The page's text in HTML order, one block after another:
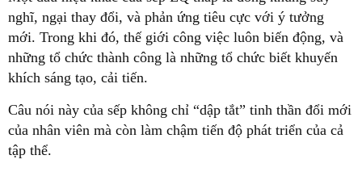
nghĩ, ngại thay đổi, và phản ứng tiêu cực với ý tưởng
mới. Trong khi đó, thế giới công việc luôn biến động, và
những tổ chức thành công là những tổ chức biết khuyến
khích sáng tạo, cải tiến.
Câu nói này của sếp không chỉ “dập tắt” tinh thần đổi mới
của nhân viên mà còn làm chậm tiến độ phát triển của cả
tập thể.